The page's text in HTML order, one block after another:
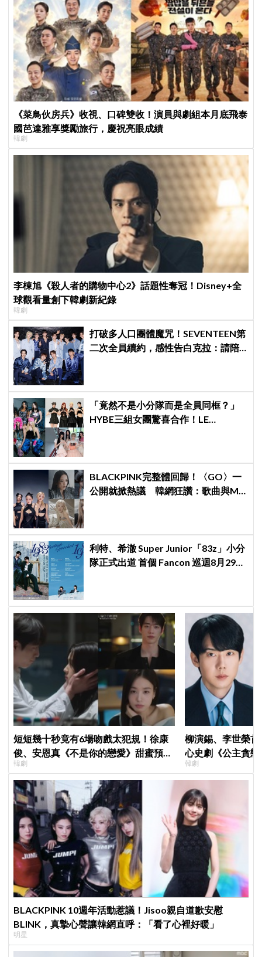
《菜鳥伙房兵》收視、口碑雙收！演員與劇組本月底飛泰
國芭達雅享獎勵旅行，慶祝亮眼成績
韓劇
李棟旭《殺人者的購物中心2》話題性奪冠！Disney+全
球觀看量創下韓劇新紀錄
韓劇
打破多人口團體魔咒！SEVENTEEN第
二次全員續約，感性告白克拉：請陪
「竟然不是小分隊而是全員同框？」
HYBE三組女團驚喜合作！LE
BLACKPINK完整體回歸！〈GO〉一
公開就掀熱議 韓網狂讚：歌曲與MV
利特、希澈 Super Junior「83z」小分
隊正式出道 首個 Fancon 巡迴8月29日
短短幾十秒竟有6場吻戲太犯規！徐康
俊、安恩真《不是你的戀愛》甜蜜預告
公開，網友直呼：太期待了！
韓劇
柳演錫、李世榮
心史劇《公主貪
羅密歐與茱麗葉」
韓劇
BLACKPINK 10週年活動惹議！Jisoo親自道歉安慰
BLINK，真摯心聲讓韓網直呼：「看了心裡好暖」
明星